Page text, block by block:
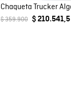
Chaqueta Trucker
$ 359.900 $ 210.541,5